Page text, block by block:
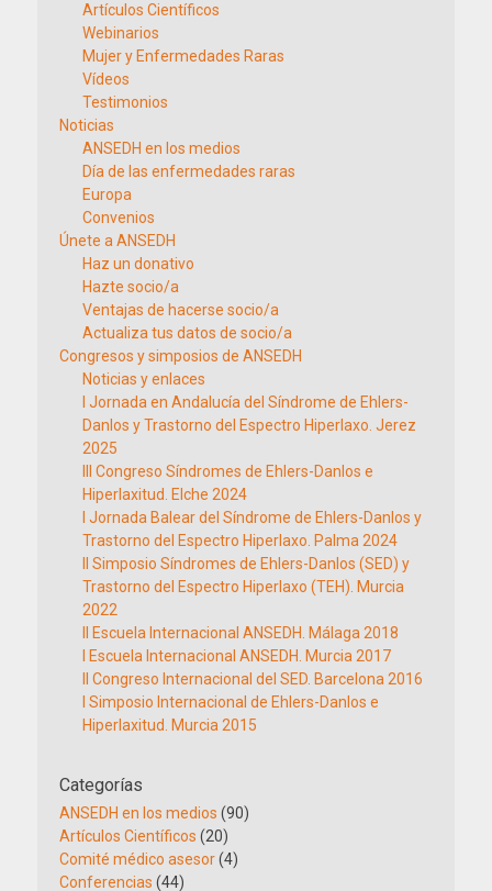
Artículos Científicos
Webinarios
Mujer y Enfermedades Raras
Vídeos
Testimonios
Noticias
ANSEDH en los medios
Día de las enfermedades raras
Europa
Convenios
Únete a ANSEDH
Haz un donativo
Hazte socio/a
Ventajas de hacerse socio/a
Actualiza tus datos de socio/a
Congresos y simposios de ANSEDH
Noticias y enlaces
I Jornada en Andalucía del Síndrome de Ehlers-
Danlos y Trastorno del Espectro Hiperlaxo. Jerez
2025
III Congreso Síndromes de Ehlers-Danlos e
Hiperlaxitud. Elche 2024
I Jornada Balear del Síndrome de Ehlers-Danlos y
Trastorno del Espectro Hiperlaxo. Palma 2024
II Simposio Síndromes de Ehlers-Danlos (SED) y
Trastorno del Espectro Hiperlaxo (TEH). Murcia
2022
II Escuela Internacional ANSEDH. Málaga 2018
I Escuela Internacional ANSEDH. Murcia 2017
II Congreso Internacional del SED. Barcelona 2016
I Simposio Internacional de Ehlers-Danlos e
Hiperlaxitud. Murcia 2015
Categorías
ANSEDH en los medios (90)
Artículos Científicos (20)
Comité médico asesor(4)
Conferencias (44)